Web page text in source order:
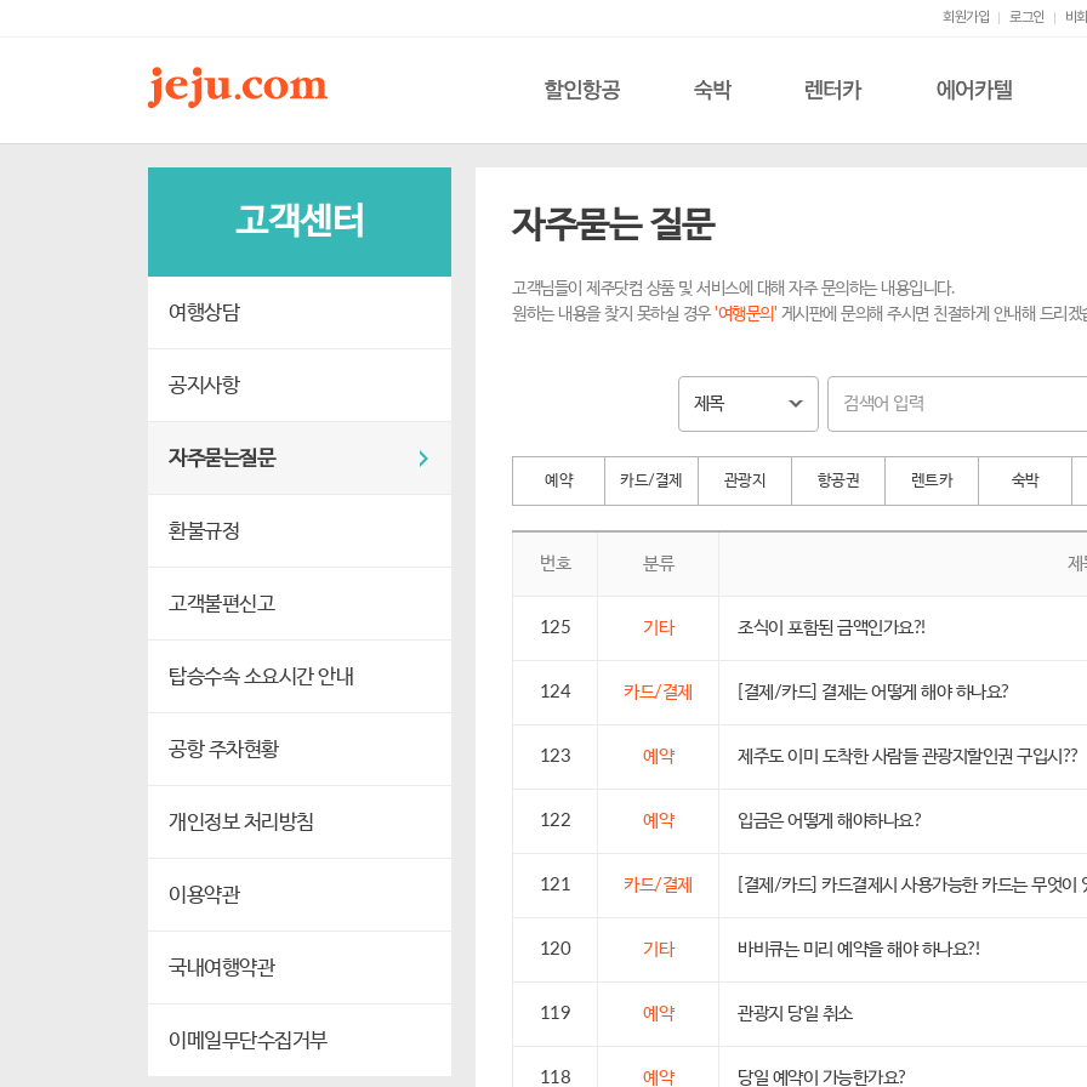
회원가입 로그인 비
할인항공 숙박 렌터카 에어카텔
고객센터
여행상담
공지사항
자주묻는질문
환불규정
고객불편신고
탑승수속 소요시간 안내
공항 주차현황
개인정보 처리방침
이용약관
국내여행약관
이메일무단수집거부
자주묻는 질문
고객님들이 제주닷컴 상품 및 서비스에 대해 자주 문의하는 내용입니다.
원하는 내용을 찾지 못하실 경우 '여행문의' 게시판에 문의해 주시면 친절하게 안내해 드리겠
예약 카드/결제 관광지 항공권 렌트카 숙박
번호 분류 제
125 기타 조식이 포함된 금액인가요?!
124 카드/결제 [결제/카드] 결제는 어떻게 해야 하나요?
123 예약 제주도 이미 도착한 사람들 관광지할인권 구입시??
122 예약 입금은 어떻게 해야하나요?
121 카드/결제 [결제/카드] 카드결제시 사용가능한 카드는 무엇이
120 기타 바비큐는 미리 예약을 해야 하나요?!
119 예약 관광지 당일 취소
118 예약 당일 예약이 가능한가요?